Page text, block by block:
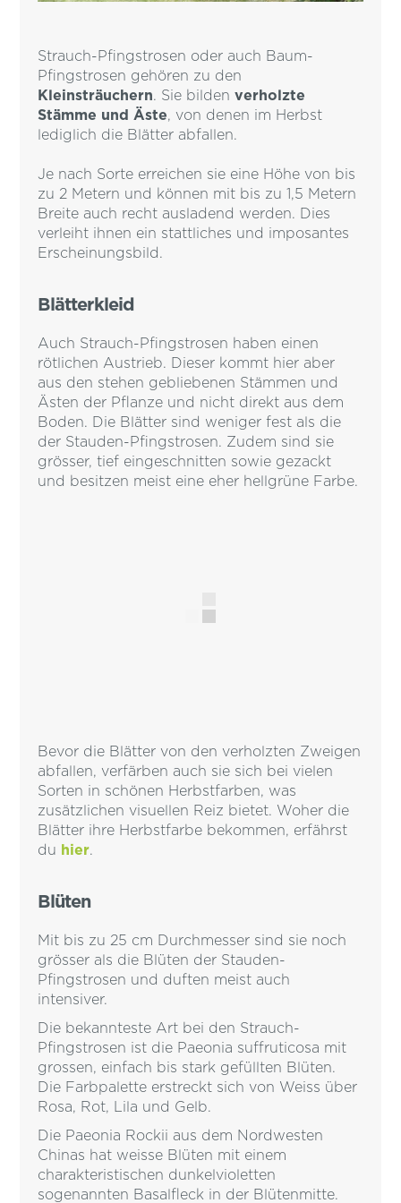
Strauch-Pfingstrosen oder auch Baum-
Pfingstrosen gehören zu den
Kleinsträuchern. Sie bildenverholzte
Stämme und Äste, von denen im Herbst
lediglich die Blätter abfallen.
Je nach Sorte erreichen sie eine Höhe von bis
zu 2 Metern und können mit bis zu 1,5 Metern
Breite auch recht ausladend werden. Dies
verleiht ihnen ein stattliches und imposantes
Erscheinungsbild.
Blätterkleid
Auch Strauch-Pfingstrosen haben einen
rötlichen Austrieb. Dieser kommt hier aber
aus den stehen gebliebenen Stämmen und
Ästen der Pflanze und nicht direkt aus dem
Boden. Die Blätter sind weniger fest als die
der Stauden-Pfingstrosen. Zudem sind sie
grösser, tief eingeschnitten sowie gezackt
und besitzen meist eine eher hellgrüne Farbe.
Bevor die Blätter von den verholzten Zweigen
abfallen, verfärben auch sie sich bei vielen
Sorten in schönen Herbstfarben, was
zusätzlichen visuellen Reiz bietet. Woher die
Blätter ihre Herbstfarbe bekommen, erfährst
du hier.
Blüten
Mit bis zu 25 cm Durchmesser sind sie noch
grösser als die Blüten der Stauden-
Pfingstrosen und duften meist auch
intensiver.
Die bekannteste Art bei den Strauch-
Pfingstrosen ist die Paeonia suffruticosa mit
grossen, einfach bis stark gefüllten Blüten.
Die Farbpalette erstreckt sich von Weiss über
Rosa, Rot, Lila und Gelb.
Die Paeonia Rockii aus dem Nordwesten
Chinas hat weisse Blüten mit einem
charakteristischen dunkelvioletten
sogenannten Basalfleck in der Blütenmitte.